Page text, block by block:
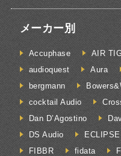
メーカー別
Accuphase AIR
audioquest
Aura
bergmann
cocktail Audio
Dan D’Agostino
DS Audio
ECLIPSE
FIBBR
fidata